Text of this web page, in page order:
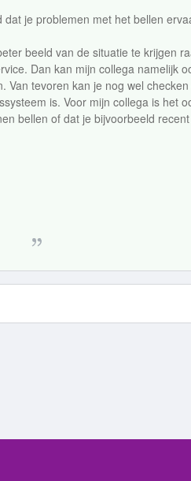
dat je problemen met het bellen
beeld van de situatie te krijgen
Dan kan mijn collega namelijk
Van tevoren kan je nog wel
is. Voor mijn collega is het
bellen of dat je bijvoorbeeld